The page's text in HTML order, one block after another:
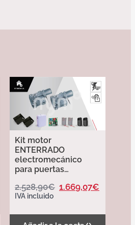
Kit motor
ENTERRADO
electromecánico
para puertas
Erreka.
2.528,90€ 1.669,07€
IVA incluido